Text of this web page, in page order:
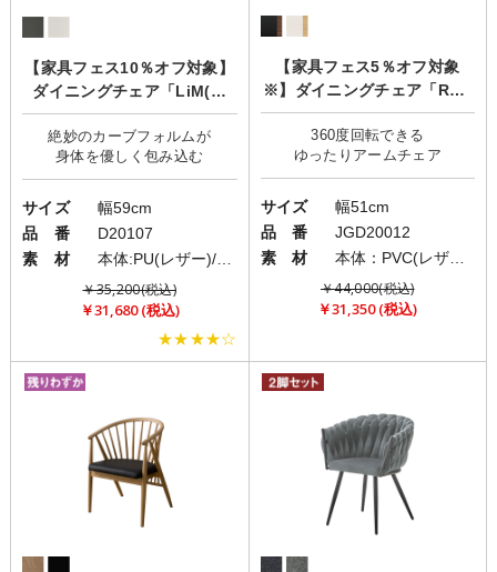
【家具フェス10％オフ対象】
ダイニングチェア「LiM(リ
ム)」
絶妙のカーブフォルムが
サイズ
幅59cm
品 番
D20107
素 材
本体:PU(レザー)/脚部:スチール
￥35,200(税込)
￥31,680 (税込)
★★★★☆
【家具フェス5％オフ対象
※】ダイニングチェア「ROZ
ETTA(ロゼッタ)」/肘付き/回
転チェア
360度回転できる
サイズ
幅51cm
品 番
JGD20012
素 材
本体：PVC(レザー)/脚部：ラバーウッド/肘：タモ
￥44,000(税込)
￥31,350 (税込)